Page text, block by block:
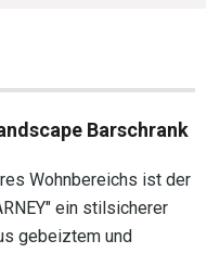
Barschrank
Wohnbereichs ist der
ein stilsicherer
gebeiztem und